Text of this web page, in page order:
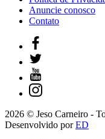
Anuncie conosco
Contato
2026 © Jeso Carneiro -
Desenvolvido porED